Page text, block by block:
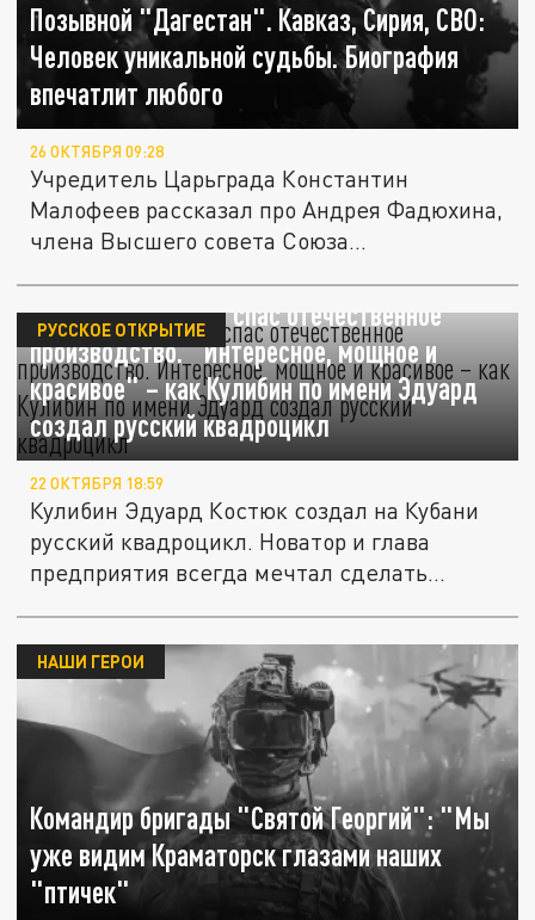
Позывной "Дагестан". Кавказ, Сирия, СВО:
Человек уникальной судьбы. Биография
впечатлит любого
26 ОКТЯБРЯ 09:28
Учредитель Царьграда Константин
Малофеев рассказал про Андрея Фадюхина,
члена Высшего совета Союза...
Кубанский новатор спас отечественное
производство. "Интересное, мощное и
красивое" – как Кулибин по имени Эдуард
создал русский квадроцикл
РУССКОЕ ОТКРЫТИЕ
22 ОКТЯБРЯ 18:59
Кулибин Эдуард Костюк создал на Кубани
русский квадроцикл. Новатор и глава
предприятия всегда мечтал сделать...
Командир бригады "Святой Георгий": "Мы
уже видим Краматорск глазами наших
"птичек"
НАШИ ГЕРОИ